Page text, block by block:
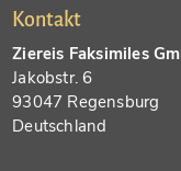
Kontakt
Ziereis Faksimiles
Jakobstr. 6
93047 Regensburg
Deutschland